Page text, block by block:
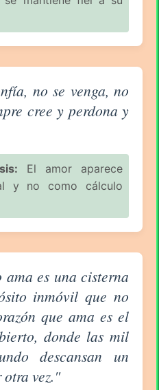
(pág. 80/94) - Rafael
no se venga, no
cree y perdona y
El amor aparece
y no como cálculo
(pág. 80/94) - Rafael
es una cisterna
inmóvil que no
que ama es el
donde las mil
descansan un
vez."